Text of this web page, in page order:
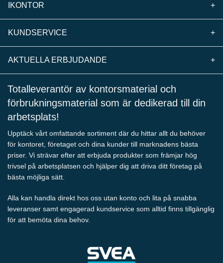
IKONTOR +
KUNDSERVICE +
AKTUELLA ERBJUDANDE +
Totalleverantör av kontorsmaterial och
förbrukningsmaterial som är dedikerad till din
arbetsplats!
Upptäck vårt omfattande sortiment där du hittar allt du behöver
för kontoret, företaget och dina kunder till marknadens bästa
priser. Vi strävar efter att erbjuda produkter som främjar hög
trivsel på arbetsplatsen och hjälper dig att driva ditt företag på
bästa möjliga sätt.
Alla kan handla direkt hos oss utan konto och lita på snabba
leveranser samt engagerad kundservice som alltid finns tillgänglig
för att bemöta dina behov.